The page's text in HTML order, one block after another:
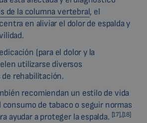
de la columna vertebral, el
en aliviar el dolor de espalda y
(para el dolor y la
utilizarse diversos
rehabilitación.
recomiendan un estilo de vida
de tabaco o seguir normas
ayudar a proteger la espalda. [17],[18]